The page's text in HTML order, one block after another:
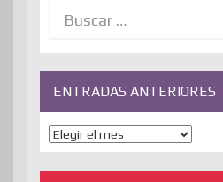
ENTRADAS ANTERIORES
ENTRADAS
ANTERIORES